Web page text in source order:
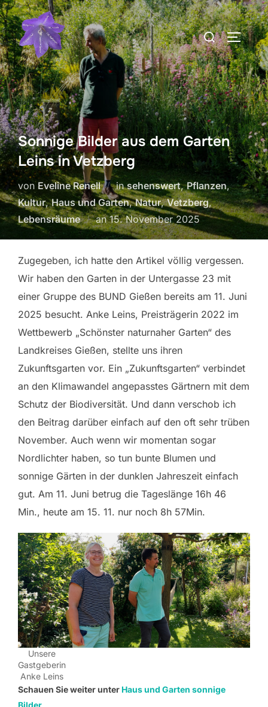
Zum
Inhalt
springen
Suchen
nach:
Sonnige Bilder aus dem Garten
Leins in Vetzberg
von Eveline Renell insehenswert,Pflanzen,
Kultur,Haus und Garten,Natur,Vetzberg,
Lebensräume
anVeröffentlicht
am
15. November 2025
Zugegeben, ich hatte den Artikel völlig vergessen.
Wir haben den Garten in der Untergasse 23 mit
einer Gruppe des BUND Gießen bereits am 11. Juni
2025 besucht. Anke Leins, Preisträgerin 2022 im
Wettbewerb „Schönster naturnaher Garten“ des
Landkreises Gießen, stellte uns ihren
Zukunftsgarten vor. Ein „Zukunftsgarten“ verbindet
an den Klimawandel angepasstes Gärtnern mit dem
Schutz der Biodiversität. Und dann verschob ich
den Beitrag darüber einfach auf den oft sehr trüben
November. Auch wenn wir momentan sogar
Nordlichter haben, so tun bunte Blumen und
sonnige Gärten in der dunklen Jahreszeit einfach
gut. Am 11. Juni betrug die Tageslänge 16h 46
Min., heute am 15. 11. nur noch 8h 57Min.
Unsere
Gastgeberin
Anke Leins
Schauen Sie weiter unter Haus und Garten sonnige
Bilder